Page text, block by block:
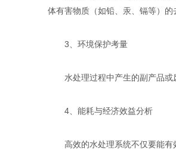
体有害物质（如铅、汞、镉等）的
3、环境保护考量
水处理过程中产生的副产品或废
4、能耗与经济效益分析
高效的水处理系统不仅要能有效